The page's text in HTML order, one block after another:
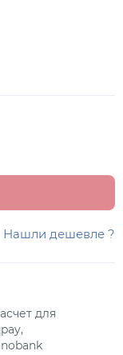
Нашли дешевле ?
для